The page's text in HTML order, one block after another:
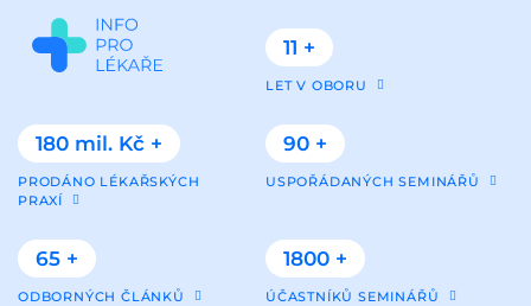
11 +
LET V OBORU
180 mil. Kč +
PRODÁNO LÉKAŘSKÝCH
PRAXÍ
90 +
USPOŘÁDANÝCH SEMINÁŘŮ
65 +
ODBORNÝCH ČLÁNKŮ
1800 +
ÚČASTNÍKŮ SEMINÁŘŮ